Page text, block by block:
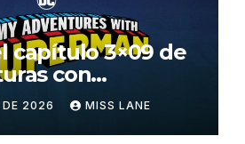
capítulo 3×09 de
con
DE 2026 MISS LANE